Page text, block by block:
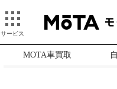
サービス
MOTA車買取